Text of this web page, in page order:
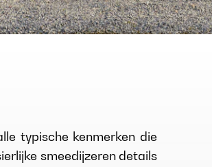
typische kenmerken die
smeedijzeren details